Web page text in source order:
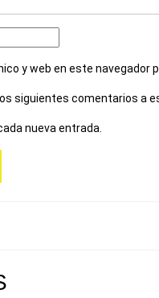
y web en este navegador
siguientes comentarios a
nueva entrada.